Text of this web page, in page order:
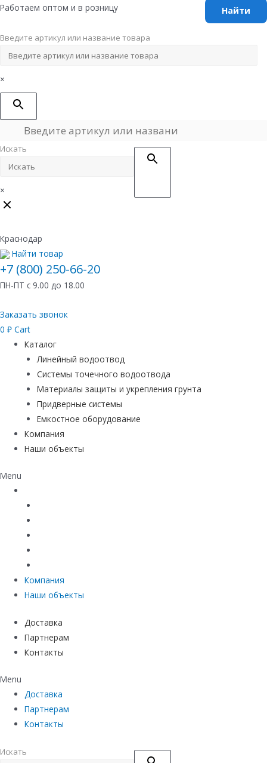
Перейти
содержимому
Работаем оптом и в розницу
Введите артикул или название товара
×
Искать
×
Краснодар
Найти товар
+7 (800) 250-66-20
ПН-ПТ с 9.00 до 18.00
Заказать звонок
0 ₽ Cart
Каталог
Линейный водоотвод
Системы точечного водоотвода
Материалы защиты и укрепления грунта
Придверные системы
Емкостное оборудование
Компания
Наши объекты
Menu
Компания
Наши объекты
Доставка
Партнерам
Контакты
Menu
Доставка
Партнерам
Контакты
Искать